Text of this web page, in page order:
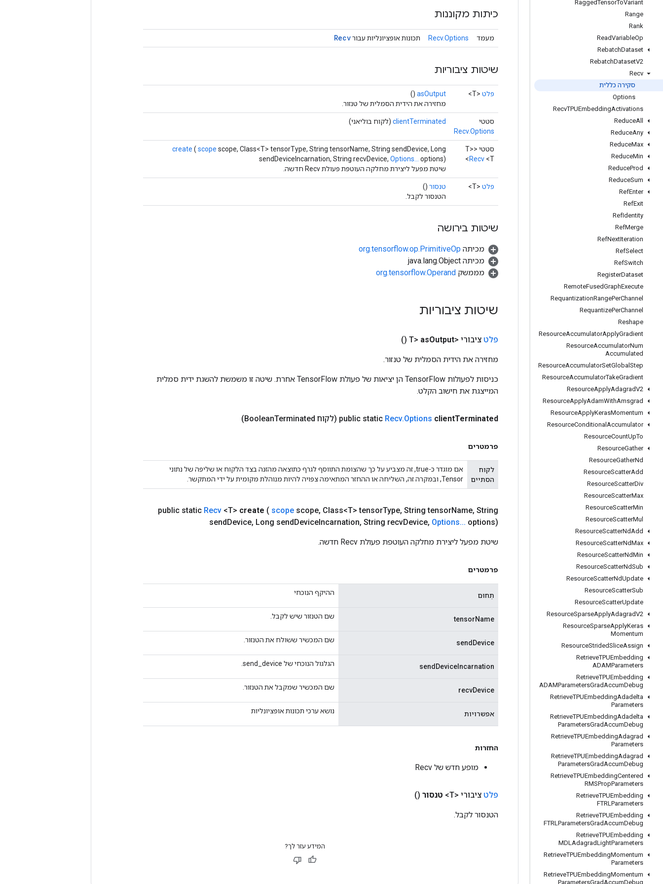
RaggedTensorToVariant
Range
Rank
ReadVariableOp
RebatchDataset
RebatchDatasetV2
Recv
סקירה כללית
Options
RecvTPUEmbeddingActivations
ReduceAll
ReduceAny
ReduceMax
ReduceMin
ReduceProd
ReduceSum
RefEnter
RefExit
RefIdentity
RefMerge
RefNextIteration
RefSelect
RefSwitch
RegisterDataset
RemoteFusedGraphExecute
RequantizationRangePerChannel
RequantizePerChannel
Reshape
ResourceAccumulatorApplyGradient
ResourceAccumulatorNum
Accumulated
ResourceAccumulatorSetGlobal Step
ResourceAccumulatorTakeGradient
ResourceApplyAdagradV2
ResourceApplyAdamWithAmsgrad
ResourceApplyKerasMomentum
ResourceConditional Accumulator
ResourceCountUpTo
ResourceGather
ResourceGatherNd
ResourceScatterAdd
ResourceScatterDiv
ResourceScatterMax
ResourceScatterMin
ResourceScatterMul
ResourceScatterNdAdd
ResourceScatterNdMax
ResourceScatterNdMin
ResourceScatterNdSub
ResourceScatterNdUpdate
ResourceScatterSub
ResourceScatterUpdate
ResourceSparseApplyAdagradV2
ResourceSparseApplyKeras
Momentum
ResourceStridedSliceAssign
RetrieveTPUEmbedding
ADAMParameters
RetrieveTPUEmbedding
ADAMParametersGradAccumDebug
RetrieveTPUEmbeddingAdadelta
Parameters
RetrieveTPUEmbeddingAdadelta
ParametersGradAccumDebug
RetrieveTPUEmbeddingAdagrad
Parameters
RetrieveTPUEmbeddingAdagrad
ParametersGradAccumDebug
RetrieveTPUEmbeddingCentered
RMSPropParameters
RetrieveTPUEmbedding
FTRLParameters
RetrieveTPUEmbedding
FTRLParametersGradAccumDebug
RetrieveTPUEmbedding
MDLAdagradLightParameters
RetrieveTPUEmbeddingMomentum
Parameters
RetrieveTPUEmbeddingMomentum
ParametersGradAccumDebug
כיתות מקוננות
מעמד Recv.Options תכונות אופציונליות עבורRecv
שיטות ציבוריות
פלט <T>
asOutput
()
מחזירה את הידית הסמלית של טנזור.
סטטי
Recv.Options
clientTerminated (לקוח בוליאני)
סטטי <T>
Recv <T>
create ( scope scope, Class<T> tensorType, String tensorName, String sendDevice, Long
sendDeviceIncarnation, String recvDevice, Options...
options)
שיטת מפעל ליצירת מחלקה העוטפת פעולת Recv חדשה.
פלט <T> טנסור ()
הטנסור לקבל.
שיטות בירושה
מכיתה org.tensorflow.op.PrimitiveOp
מכיתה java.lang.Object
מממשק org.tensorflow.Operand
שיטות ציבוריות
פלט ציבורי <T> asOutput
()
מחזירה את הידית הסמלית של טנזור.
כניסות לפעולות TensorFlow הן יציאות של פעולת TensorFlow אחרת. שיטה זו משמשת להשגת ידית סמלית
המייצגת את חישוב הקלט.
public static Recv.Options clientTerminated (לקוח Boolean Terminated)
פרמטרים
לקוח
הסתיים
אם מוגדר כ-true, זה מצביע על כך שהצומת התווסף לגרף כתוצאה מהזנה בצד הלקוח או שליפה של נתוני
Tensor, ובמקרה זה, השליחה או ההחזר המתאימה צפויה להיות מנוהלת מקומית על ידי המתקשר.
public static Recv <T> create ( scope scope, Class<T> tensorType, String tensorName, String
sendDevice, Long sendDeviceIncarnation, String recvDevice, Options... options)
שיטת מפעל ליצירת מחלקה העוטפת פעולת Recv חדשה.
פרמטרים
תְחוּם ההיקף הנוכחי
tensorName שם הטנזור שיש לקבל.
sendDevice שם המכשיר ששולח את הטנזור.
sendDeviceIncarnation הגלגול הנוכחי של send_device.
recvDevice שם המכשיר שמקבל את הטנזור.
אפשרויות נושא ערכי תכונות אופציונליות
החזרות
מופע חדש של Recv
פלט ציבורי <T> טנסור ()
הטנסור לקבל.
המידע עזר לך?